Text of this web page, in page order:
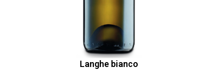
Langhe bianco